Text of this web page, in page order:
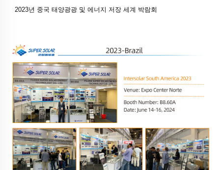
2023년 중국 태양광광 및 에너지 저장 세계 박람회